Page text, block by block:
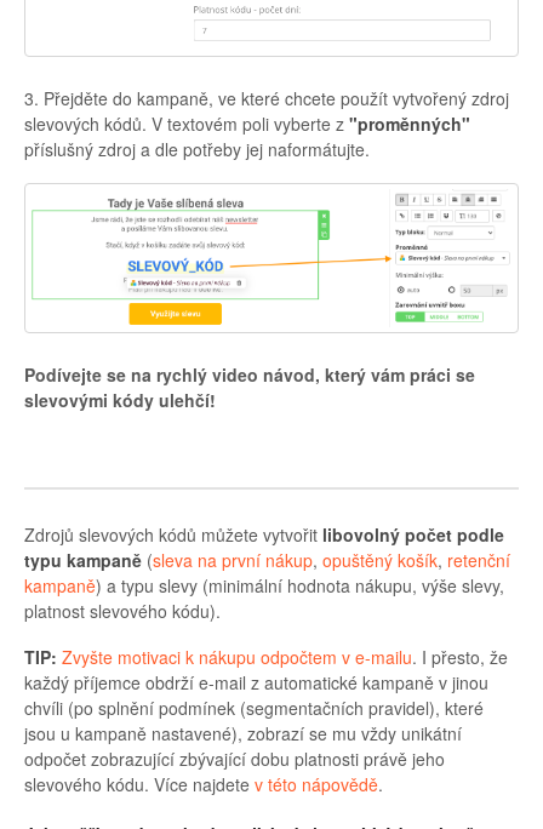
3. Přejděte do kampaně, ve které chcete použít vytvořený zdroj
slevových kódů. V textovém poli vyberte z "proměnných"
příslušný zdroj a dle potřeby jej naformátujte.
Podívejte se na rychlý video návod, který vám práci se
slevovými kódy ulehčí!
Zdrojů slevových kódů můžete vytvořit libovolný počet podle
typu kampaně (sleva na první nákup, opuštěný košík, retenční
kampaně) a typu slevy (minimální hodnota nákupu, výše slevy,
platnost slevového kódu).
TIP: Zvyšte motivaci k nákupu odpočtem v e-mailu. I přesto, že
každý příjemce obdrží e-mail z automatické kampaně v jinou
chvíli (po splnění podmínek (segmentačních pravidel), které
jsou u kampaně nastavené), zobrazí se mu vždy unikátní
odpočet zobrazující zbývající dobu platnosti právě jeho
slevového kódu. Více najdete v této nápovědě.